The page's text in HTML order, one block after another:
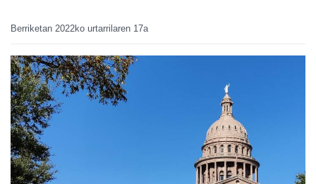
Berriketan 2022ko urtarrilaren 17a